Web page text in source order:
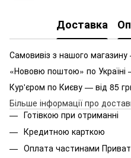
Доставка
Самовивіз з нашого
«Нововю поштою» по Україні
Кур'єром по Києву — від 85
Більше інформації про
Готівкою при отриманні
Кредитною карткою
Оплата частинами